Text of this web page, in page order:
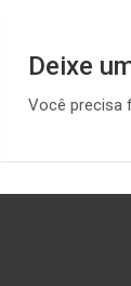
Deixe
Você precisa